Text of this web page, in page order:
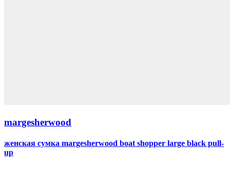
margesherwood
женская сумка margesherwood boat shopper large black pull-
up